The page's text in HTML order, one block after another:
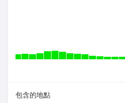
包含的地點